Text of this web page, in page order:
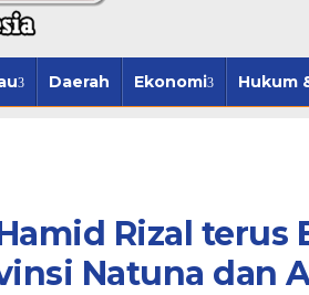
Daerah Ekonomi Hukum
Rizal terus
Natuna dan